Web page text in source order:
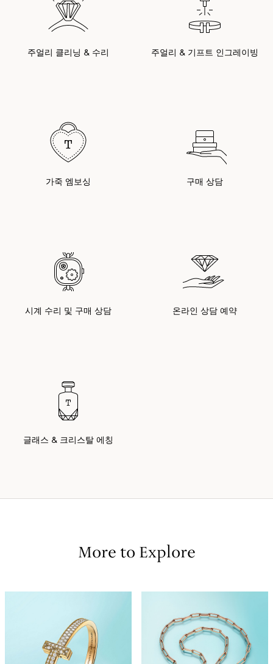
주얼리 클리닝 & 수리 주얼리 & 기프트 인그레이빙
가죽 엠보싱 구매 상담
시계 수리 및 구매 상담 온라인 상담 예약
글래스 & 크리스탈 에칭
More to Explore